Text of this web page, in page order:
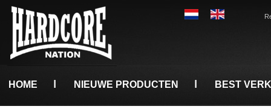
HOME NIEUWE PRODUCTEN BEST